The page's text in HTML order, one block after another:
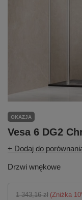
OKAZJA
Vesa 6 DG2
+ Dodaj do
Drzwi wnękowe
1 343,16 zł (Zniżka 10